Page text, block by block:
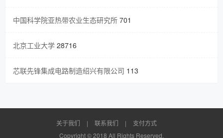
中国科学院亚热带农业生态研究所 701
北京工业大学 28716
芯联先锋集成电路制造绍兴有限公司 113
关于我们 | 联系我们 |
支付方式
Copyright © 2018 All Rights Reserved.